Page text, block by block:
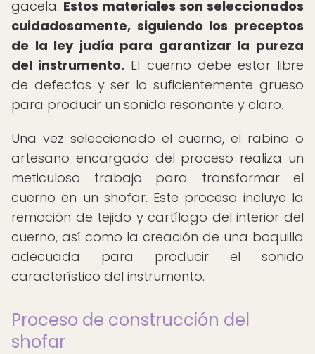
gacela. Estos materiales son seleccionados
cuidadosamente, siguiendo los preceptos
de la ley judía para garantizar la pureza
del instrumento. El cuerno debe estar libre
de defectos y ser lo suficientemente grueso
para producir un sonido resonante y claro.
Una vez seleccionado el cuerno, el rabino o
artesano encargado del proceso realiza un
meticuloso trabajo para transformar el
cuerno en un shofar. Este proceso incluye la
remoción de tejido y cartílago del interior del
cuerno, así como la creación de una boquilla
adecuada para producir el sonido
característico del instrumento.
Proceso de construcción del
shofar